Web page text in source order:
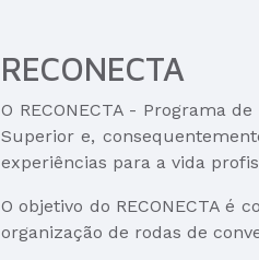
RECONECTA
O RECONECTA - Programa
Superior e,
experiências para a vida
O objetivo do RECONECTA
organização de rodas de